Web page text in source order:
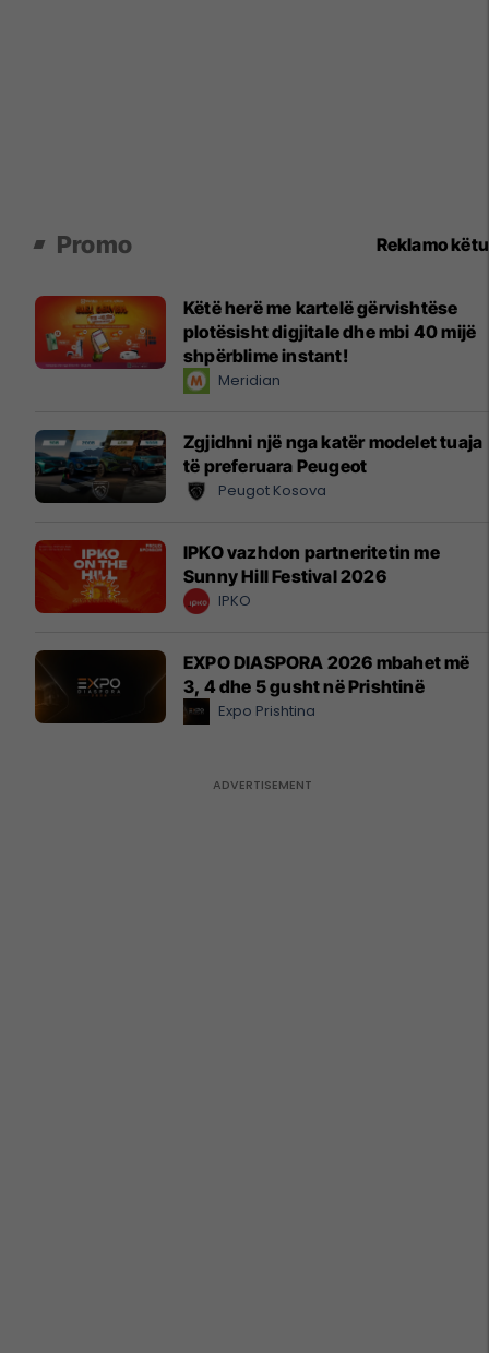
Promo Reklamo këtu
Këtë herë me kartelë gërvishtëse
plotësisht digjitale dhe mbi 40 mijë
shpërblime instant!
Meridian
Zgjidhni një nga katër modelet tuaja
të preferuara Peugeot
Peugot Kosova
IPKO vazhdon partneritetin me
Sunny Hill Festival 2026
IPKO
EXPO DIASPORA 2026 mbahet më
3, 4 dhe 5 gusht në Prishtinë
Expo Prishtina